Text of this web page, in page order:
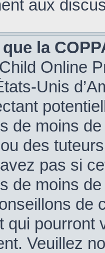
aux
la
Online
Unis
de moins
des
pas si
de moins
de
qui pourront
Veuillez